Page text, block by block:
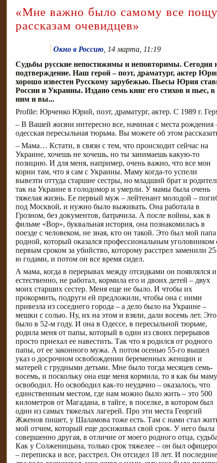
«Мне важно было самому все
рассказам очевидцев»
Окно в Россию , 14 марта, 11:19
Судьбы русские непостижимы и неповторимы. Сегодня
подтверждение. Наш герой – поэт, драматург, актер
хорошо известен Русскому зарубежью. Пьесы Юрия
России и Украины. Издано семь книг его стихов и пьес,
ним и вы...
Profile: Юрченко Юрий, поэт, драматург, актер. С 1989 г.
– В Вашей жизни интересно все, начиная с места рождения
одесская пересыльная тюрьма. Вы можете об этом
– Мама… Кстати, в связи с тем, что происходит сейчас на
Украине, хочешь не хочешь, но ты занимаешь какую-то
позицию. И для меня, например, очень важно, что все мои
корни там, что я сам с Украины. Маму когда-то успели
вывезти оттуда старшие сестры, но младший брат и
так на Украине в голодомор и умерли. У мамы была очень
тяжелая жизнь. Ее первый муж – лейтенант молодой –
под Москвой, и нужно было выживать. Она работала в
Грозном, без документов, батрачила. А после войны, как в
фильме «Вор», буквальная история, она познакомилась в
поезде с человеком, не зная, кто он такой. Это был мой папа
родной, который оказался профессиональным уголовником
первым сроком за убийство, которому расстрел заменили
ю годами, и потом он все время сидел.
А мама, когда в перерывах между отсидками он появлялся
естественно, не работал, кормила его и двоих детей – двух
моих старших сестер. Меня еще не было. И чтобы их
прокормить, подруги ей предложили, чтобы она с ними
привезла из соседнего города – а дело было на Украине –
мешки с солью. Ну, их на этом и взяли, дали восемь лет. Это
было в 52-м году. И она в Одессе, в пересыльной тюрьме,
родила меня от папы, который в один из своих перерывов
просто приехал ее навестить. Так что я родился от родного
папы, от ее законного мужа. А потом осенью 55-го вышел
указ о досрочном освобождении беременных женщин и
матерей с грудными детьми. Мне было тогда месяцев семь-
восемь, и поскольку она еще меня кормила, то я как бы
освободил. Но освободил как-то неудачно – оказалось, что
единственным местом, где нам можно было жить – это 500
километров от Магадана, в тайге, в поселке, в котором был
один из самых тяжелых лагерей. Про эти места Георгий
Жженов пишет, у Шаламова тоже есть. Там с нами стал
мой отчим, который еще досиживал свой срок. У него была
совершенно другая, в отличие от моего родного отца,
Как у Солженицына, только срок тяжелее – он был
– переписка и все, расстрел. Он отсидел 18 лет. И последние